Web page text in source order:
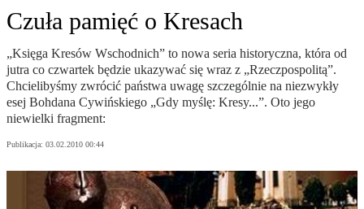
Czuła pamięć o Kresach
„Księga Kresów Wschodnich” to nowa seria historyczna, która od
jutra co czwartek będzie ukazywać się wraz z „Rzeczpospolitą”.
Chcielibyśmy zwrócić państwa uwagę szczególnie na niezwykły
esej Bohdana Cywińskiego „Gdy myślę: Kresy...”. Oto jego
niewielki fragment:
Publikacja: 03.02.2010 00:44